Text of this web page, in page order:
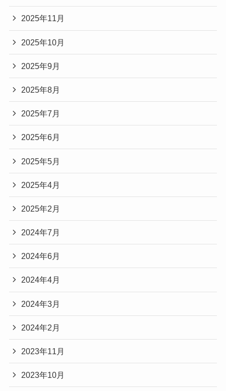
2025年11月
2025年10月
2025年9月
2025年8月
2025年7月
2025年6月
2025年5月
2025年4月
2025年2月
2024年7月
2024年6月
2024年4月
2024年3月
2024年2月
2023年11月
2023年10月